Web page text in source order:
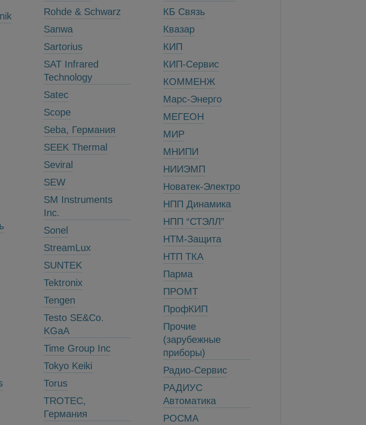
Rohde & Schwarz
Sanwa
Sartorius
SAT Infrared
Technology
Satec
Scope
Seba, Германия
SEEK Thermal
Seviral
SEW
SM Instruments
Inc.
Sonel
StreamLux
SUNTEK
Tektronix
Tengen
Testo SE&Co.
KGaA
Time Group Inc
Tokyo Keiki
Torus
TROTEC,
Германия
КБ Связь
Квазар
КИП
КИП-Сервис
КОММЕНЖ
Марс-Энерго
МЕГЕОН
МИР
МНИПИ
НИИЭМП
Новатек-Электро
НПП Динамика
НПП “СТЭЛЛ”
НТМ-Защита
НТП ТКА
Парма
ПРОМТ
ПрофКИП
Прочие
(зарубежные
приборы)
Радио-Сервис
РАДИУС
Автоматика
РОСМА